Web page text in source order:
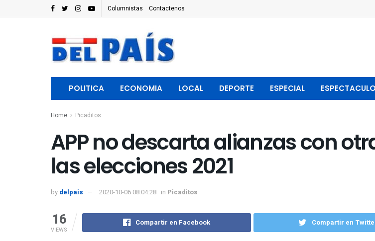
Columnistas Contactenos
POLITICA ECONOMIA LOCAL DEPORTE ESPECIAL
Home Picaditos
APP no descarta alianzas con
las elecciones 2021
by delpais 2020-10-06 08:04:28 in Picaditos
16
VIEWS
Compartir en Facebook Compartir en